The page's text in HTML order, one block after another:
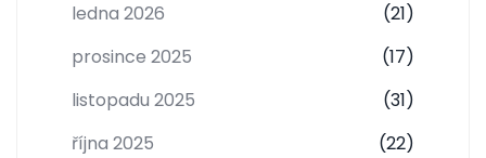
ledna 2026
(21)
prosince 2025
(17)
listopadu 2025
(31)
října 2025
(22)